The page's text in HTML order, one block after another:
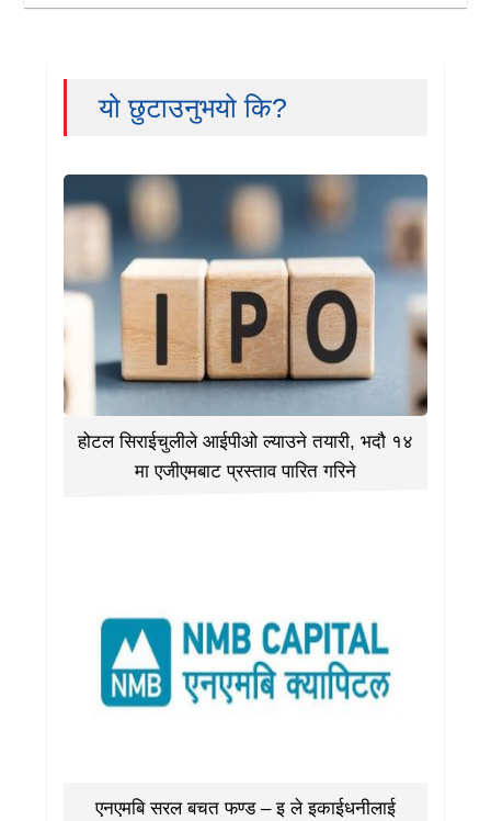
यो छुटाउनुभयो कि?
होटल सिराईचुलीले आईपीओ ल्याउने तयारी, भदौ १४
मा एजीएमबाट प्रस्ताव पारित गरिने
एनएमबि सरल बचत फण्ड – इ ले इकाईधनीलाई